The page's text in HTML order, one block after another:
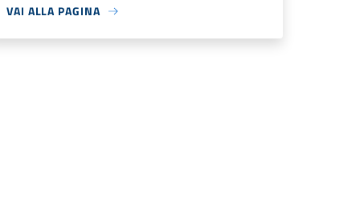
VAI ALLA PAGINA